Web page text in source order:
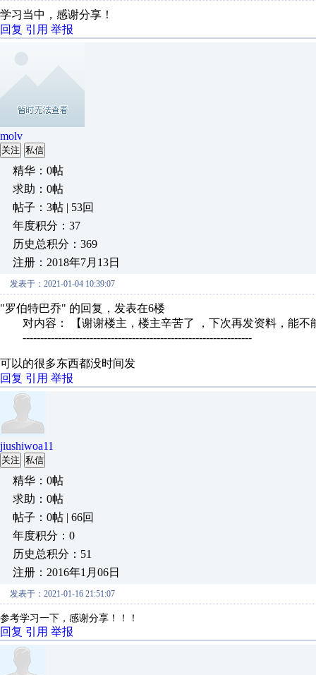
学习当中，感谢分享！
回复 引用 举报
molv
关注 私信
精华：0帖
求助：0帖
帖子：3帖 | 53回
年度积分：37
历史总积分：369
注册：2018年7月13日
发表于：2021-01-04 10:39:07
"罗伯特巴乔" 的回复，发表在6楼
对内容： 【谢谢楼主，楼主辛苦了 ，下次再发资料，能不
-----------------------------------------------------------------
可以的很多东西都没时间发
回复 引用 举报
jiushiwoa11
关注 私信
精华：0帖
求助：0帖
帖子：0帖 | 66回
年度积分：0
历史总积分：51
注册：2016年1月06日
发表于：2021-01-16 21:51:07
参考学习一下，感谢分享！！！
回复 引用 举报